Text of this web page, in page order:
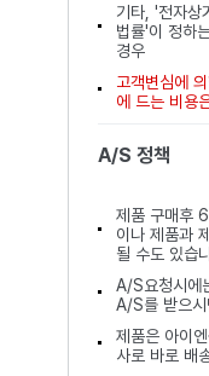
기타, '전자상
법률'이 정하
경우
고객변심에
에 드는 비용
A/S 정책
제품 구매후
이나 제품과
될 수도 있습
A/S요청시에
A/S를 받으시
제품은 아이
사로 바로 배